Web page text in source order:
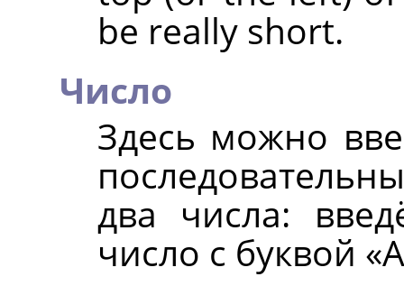
be really short.
Число
Здесь можно
два числа:
число с буквой «A